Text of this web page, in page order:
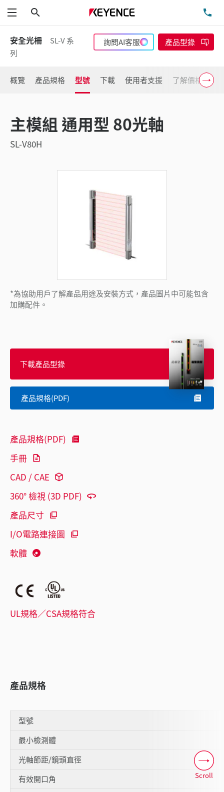
功能表
安全光柵
SL-V 系
列
詢問AI客服 產品型錄
概覽 產品規格 型號 下載 使用者支援 了解價格
主模組 通用型 80光軸
SL-V80H
*為協助用戶了解產品用途及安裝方式，產品圖片中可能包含
加購配件。
下載產品型錄
產品規格(PDF)
產品規格(PDF)
手冊
CAD / CAE
360° 檢視 (3D PDF)
產品尺寸
I/O電路連接圖
軟體
UL規格／CSA規格符合
產品規格
型號
最小檢測體
光軸節距/鏡頭直徑
有效開口角
Scroll